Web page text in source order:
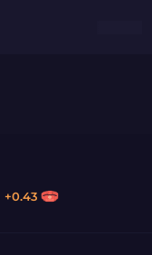
+0.43